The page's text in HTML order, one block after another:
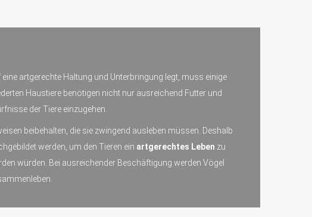
artgerechte Haltung und Unterbringung legt, muss einige
Haustiere benötigen nicht nur ausreichend Futter und
der Tiere einzugehen.
beibehalten, die sie zwingend ausleben müssen. Deshalb
werden, um den Tieren ein artgerechtes Leben zu
würden. Bei ausreichender Beschäftigung werden Vögel